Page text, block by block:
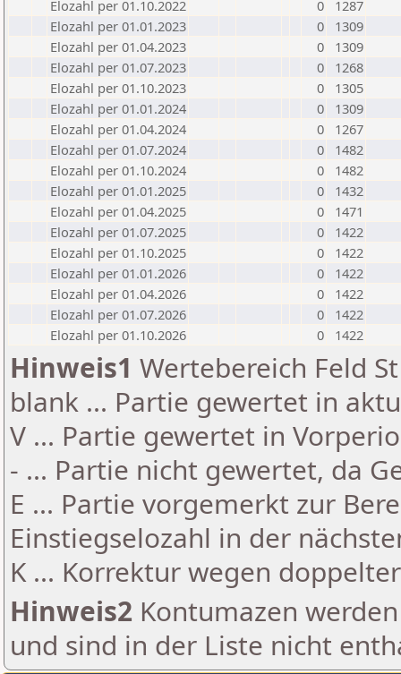
Elozahl per 01.10.2022
0
1287
Elozahl per 01.01.2023
0
1309
Elozahl per 01.04.2023
0
1309
Elozahl per 01.07.2023
0
1268
Elozahl per 01.10.2023
0
1305
Elozahl per 01.01.2024
0
1309
Elozahl per 01.04.2024
0
1267
Elozahl per 01.07.2024
0
1482
Elozahl per 01.10.2024
0
1482
Elozahl per 01.01.2025
0
1432
Elozahl per 01.04.2025
0
1471
Elozahl per 01.07.2025
0
1422
Elozahl per 01.10.2025
0
1422
Elozahl per 01.01.2026
0
1422
Elozahl per 01.04.2026
0
1422
Elozahl per 01.07.2026
0
1422
Elozahl per 01.10.2026
0 1422
Hinweis1 Wertebereich Feld
blank ... Partie gewertet in
V ... Partie gewertet in
- ... Partie nicht gewertet, da
E ... Partie vorgemerkt zur
Einstiegselozahl in der
K ... Korrektur wegen
Hinweis2 Kontumazen
und sind in der Liste nicht